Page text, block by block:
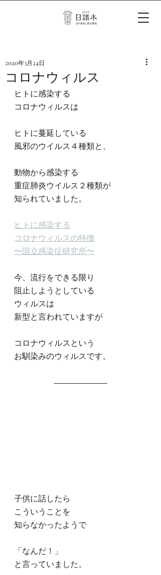
コロナウィルス
2020年3月24日
ヒトに感染する
コロナウィルスは
ヒトに蔓延している
風邪のウイルス４種類と、
動物から感染する
重症肺炎ウイルス２種類が
知られていました。
ヒトに感染する
コロナウィルスの特徴
〜国立感染症研究所〜
今、流行をできる限り
阻止しようとしている
ウィルスは
新型と言われていますが
コロナウィルスという
お馴染みのウィルスです。
子供に話したら
こういうことを
知らなかったようで
「なんだ！」
と言っていました。